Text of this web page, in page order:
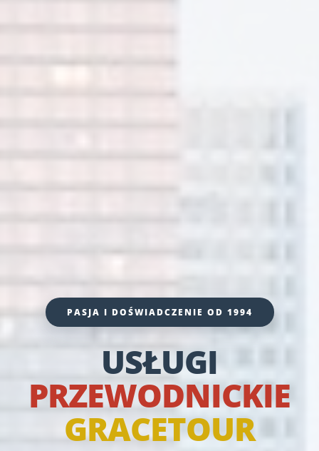
PASJA I DOŚWIADCZENIE OD 1994
USŁUGI
PRZEWODNICKIE
GRACETOUR